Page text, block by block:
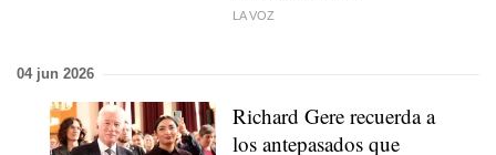
LA VOZ
04 jun 2026
Richard Gere recuerda a
los antepasados que